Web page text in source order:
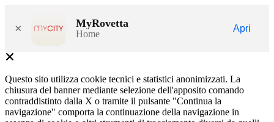
× MyRovetta
Home
Apri
Questo sito utilizza cookie tecnici e statistici anonimizzati. La
chiusura del banner mediante selezione dell'apposito comando
contraddistinto dalla X o tramite il pulsante "Continua la
navigazione" comporta la continuazione della navigazione in